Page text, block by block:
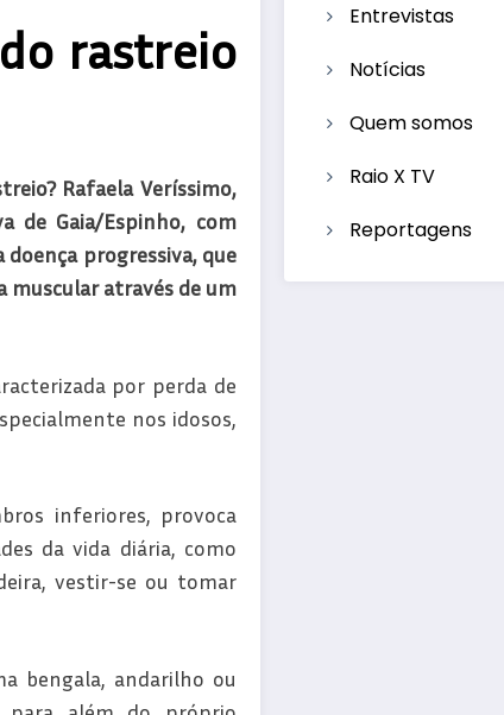
rastreio
Rafaela Veríssimo,
de Gaia/Espinho, com
progressiva, que
muscular através de um
por perda de
nos idosos,
inferiores, provoca
da vida diária, como
vestir-se ou tomar
bengala, andarilho ou
Entrevistas
Notícias
Quem somos
Raio X TV
Reportagens